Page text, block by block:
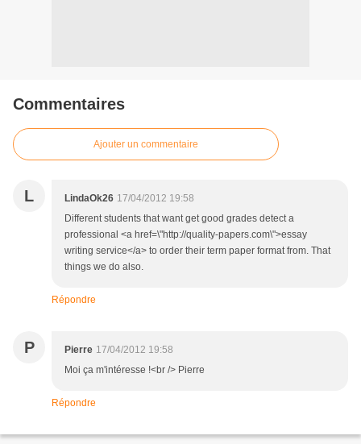
Commentaires
Ajouter un commentaire
L LindaOk26 17/04/2012 19:58
Different students that want get good grades detect a
professional <a href=\"http://quality-papers.com\">essay
writing service</a> to order their term paper format from. That
things we do also.
Répondre
P Pierre 17/04/2012 19:58
Moi ça m'intéresse !<br /> Pierre
Répondre